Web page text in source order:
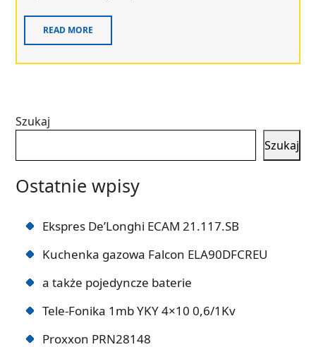
READ MORE
Szukaj
Szukaj
Ostatnie wpisy
Ekspres De’Longhi ECAM 21.117.SB
Kuchenka gazowa Falcon ELA90DFCREU
a także pojedyncze baterie
Tele-Fonika 1mb YKY 4×10 0,6/1Kv
Proxxon PRN28148